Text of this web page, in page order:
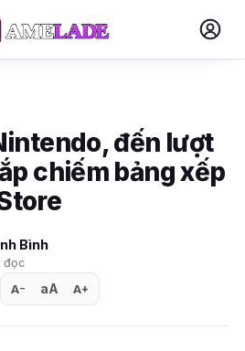
đến lượt
chiếm bảng xếp
Bình
đọc
A− aA A+